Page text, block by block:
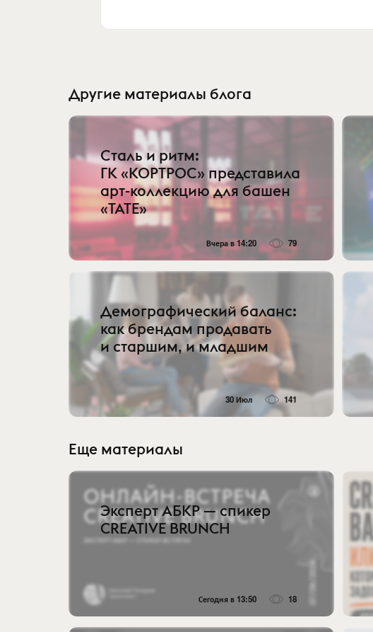
Другие материалы блога
Сталь и ритм:
ГК «КОРТРОС» представила
арт-коллекцию для башен
«TATE»
Вчера в 14:20 79
Демографический баланс:
как брендам продавать
и старшим, и младшим
30 Июл 141
Еще материалы
Эксперт АБКР — спикер
CREATIVE BRUNCH
Сегодня в 13:50 18